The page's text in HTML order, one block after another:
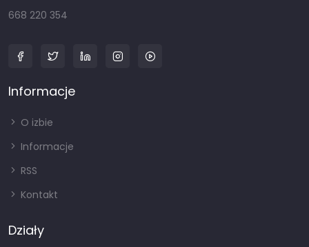
668 220 354
Informacje
O izbie
Informacje
RSS
Kontakt
Działy